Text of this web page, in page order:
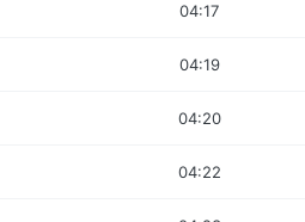
04:17
04:19
04:20
04:22